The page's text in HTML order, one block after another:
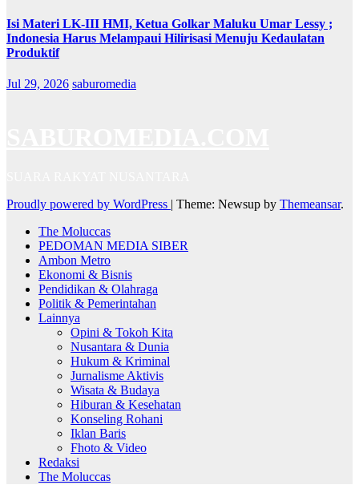
Isi Materi LK-III HMI, Ketua Golkar Maluku Umar Lessy ;
Indonesia Harus Melampaui Hilirisasi Menuju Kedaulatan
Produktif
Jul 29, 2026 saburomedia
Proudly powered by WordPress | Theme: Newsup by Themeansar.
The Moluccas
PEDOMAN MEDIA SIBER
Ambon Metro
Ekonomi & Bisnis
Pendidikan & Olahraga
Politik & Pemerintahan
Lainnya
Opini & Tokoh Kita
Nusantara & Dunia
Hukum & Kriminal
Jurnalisme Aktivis
Wisata & Budaya
Hiburan & Kesehatan
Konseling Rohani
Iklan Baris
Fhoto & Video
Redaksi
The Moluccas